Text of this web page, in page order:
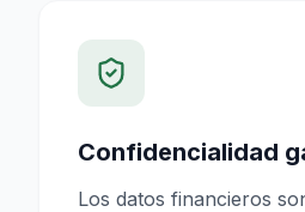
Confidencialidad
Los datos financieros